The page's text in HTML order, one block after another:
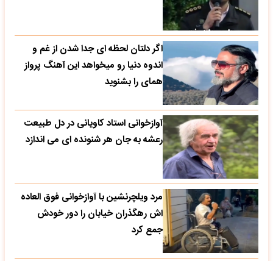
اگر دلتان لحظه ای جدا شدن از غم و
اندوه دنیا رو میخواهد این آهنگ پرواز
همای را بشنوید
آوازخوانی استاد کاویانی در دل طبیعت
رعشه به جان هر شنونده ای می اندازد
مرد ویلچرنشین با آوازخوانی فوق العاده
اش رهگذران خیابان را دور خودش
جمع کرد